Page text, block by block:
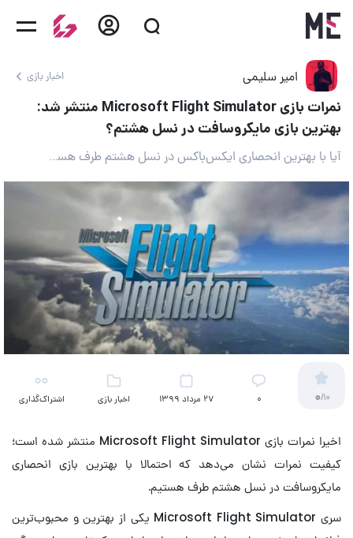
امیر سلیمی اخبار بازی
نمرات بازی Microsoft Flight Simulator منتشر شد:
بهترین بازی مایکروسافت در نسل هشتم؟
آیا با بهترین انحصاری ایکس‌باکس در نسل هشتم طرف هستیم؟
0/10 ۰ 27 مرداد 1399 اخبار بازی اشتراک‌گذاری
اخیرا نمرات بازی Microsoft Flight Simulator منتشر شده است؛
کیفیت نمرات نشان می‌دهد که احتمالا با بهترین بازی انحصاری
مایکروسافت در نسل هشتم طرف هستیم.
سری Microsoft Flight Simulator یکی از بهترین و محبوب‌ترین